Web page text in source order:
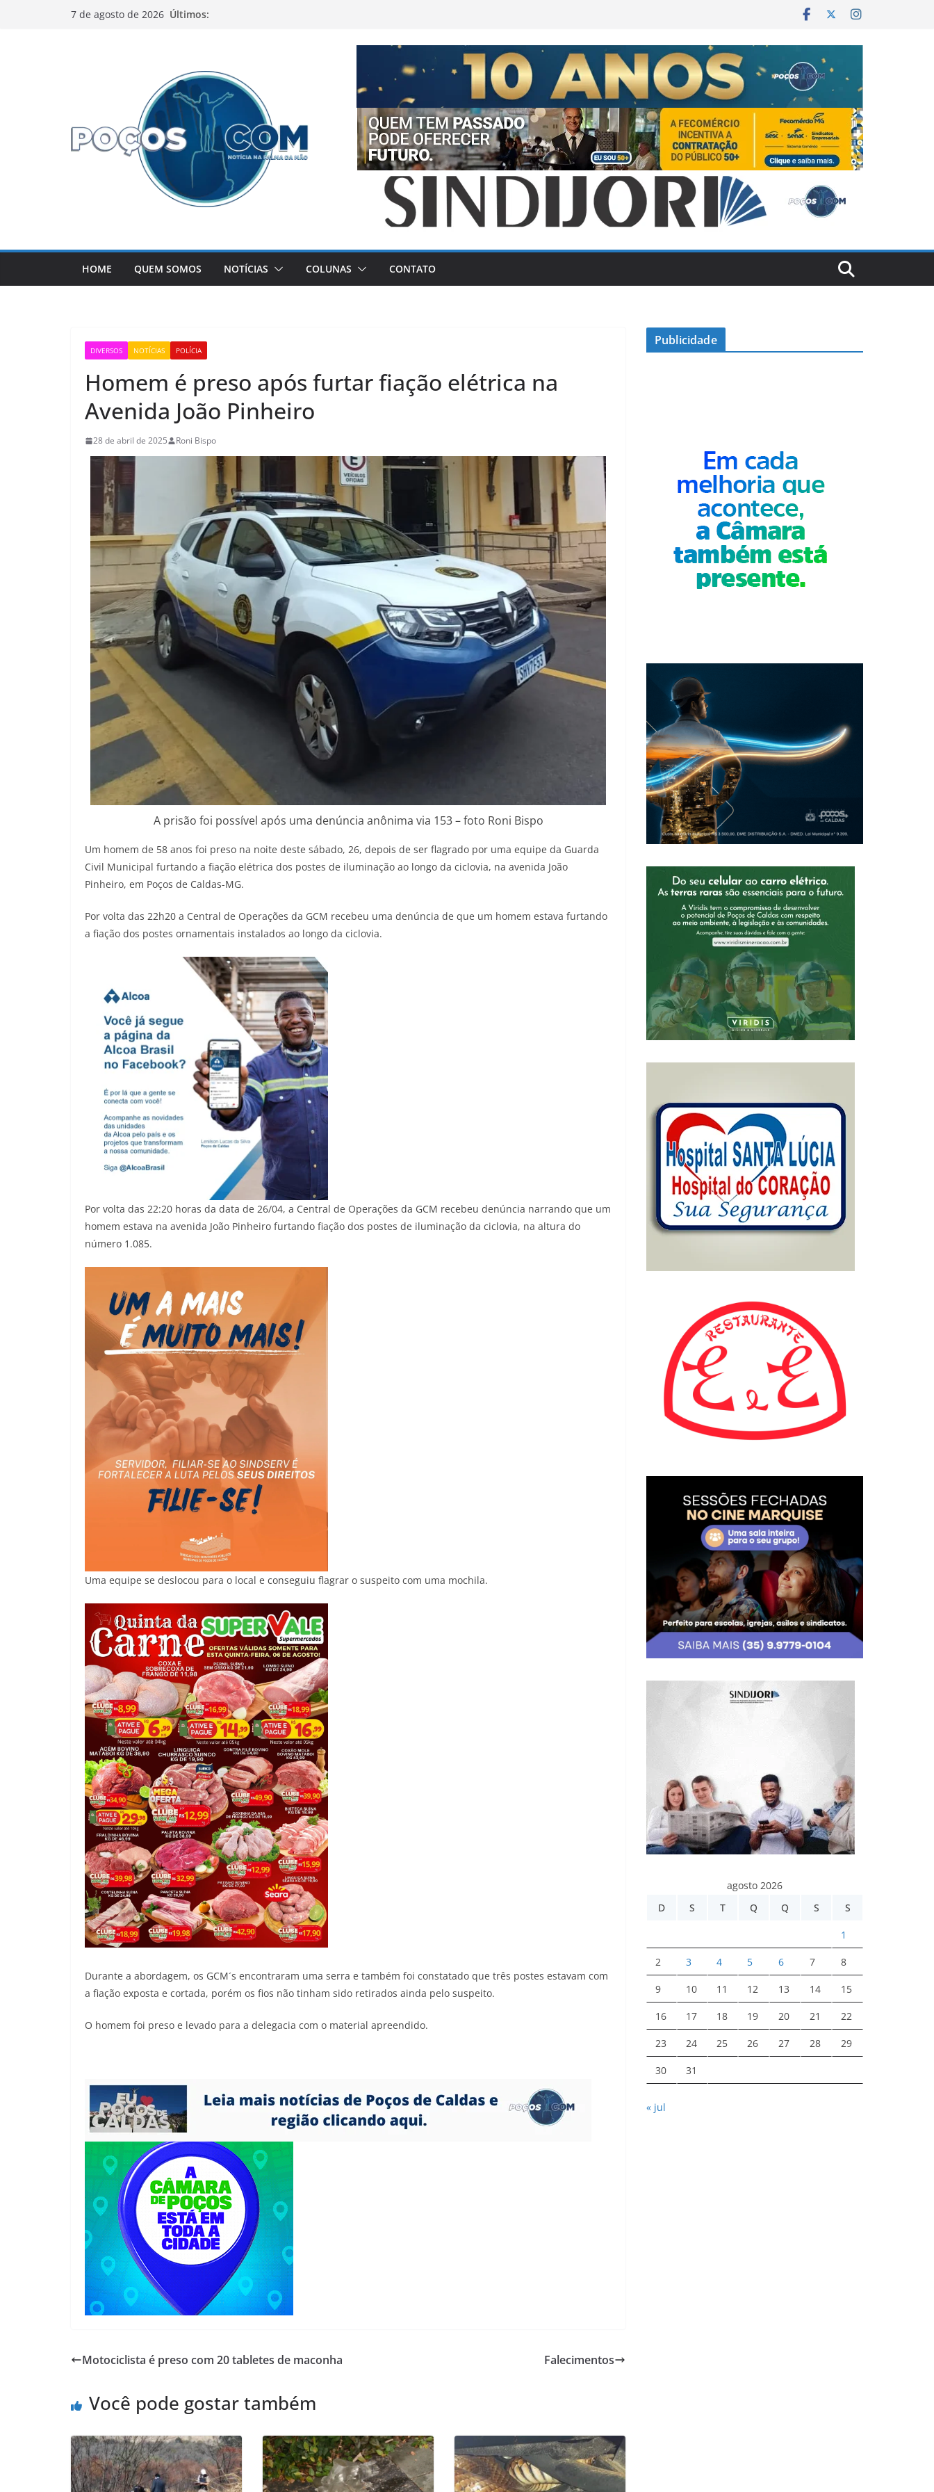
7 de agosto de 2026 Últimos:
HOME QUEM SOMOS NOTÍCIAS COLUNAS CONTATO
DIVERSOS NOTÍCIAS POLÍCIA
Homem é preso após furtar fiação elétrica na
Avenida João Pinheiro
28 de abril de 2025 Roni Bispo
A prisão foi possível após uma denúncia anônima via 153 – foto Roni Bispo
Um homem de 58 anos foi preso na noite deste sábado, 26, depois de ser flagrado por uma equipe da Guarda
Civil Municipal furtando a fiação elétrica dos postes de iluminação ao longo da ciclovia, na avenida João
Pinheiro, em Poços de Caldas-MG.
Por volta das 22h20 a Central de Operações da GCM recebeu uma denúncia de que um homem estava furtando
a fiação dos postes ornamentais instalados ao longo da ciclovia.
Por volta das 22:20 horas da data de 26/04, a Central de Operações da GCM recebeu denúncia narrando que um
homem estava na avenida João Pinheiro furtando fiação dos postes de iluminação da ciclovia, na altura do
número 1.085.
Uma equipe se deslocou para o local e conseguiu flagrar o suspeito com uma mochila.
Durante a abordagem, os GCM´s encontraram uma serra e também foi constatado que três postes estavam com
a fiação exposta e cortada, porém os fios não tinham sido retirados ainda pelo suspeito.
O homem foi preso e levado para a delegacia com o material apreendido.
Motociclista é preso com 20 tabletes de maconha Falecimentos
Você pode gostar também
Publicidade
agosto 2026
D
S T Q Q S S
1
2 3 4 5 6 7 8
9 10 11 12 13 14 15
16 17 18 19 20 21 22
23 24 25 26 27 28 29
30 31
« jul